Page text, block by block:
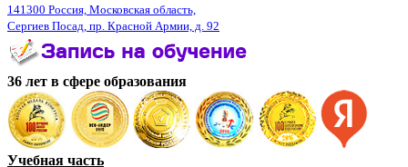
141300 Россия, Московская область,
Сергиев Посад, пр. Красной Армии, д. 92
36 лет в сфере образования
Учебная часть